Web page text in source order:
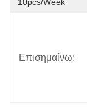
Επισημαίνω: